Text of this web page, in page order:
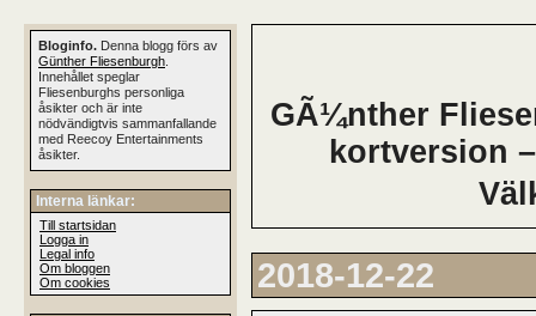
GÃ¼nther
kortversion
2018-12-22
Bloginfo. Denna blogg förs av
Günther Fliesenburgh
Innehållet speglar
Fliesenburghs personliga
åsikter och är inte
nödvändigtvis sammanfallande
med Reecoy Entertainments
åsikter.
Interna länkar:
Till startsidan
Logga in
Legal info
Om bloggen
Om cookies